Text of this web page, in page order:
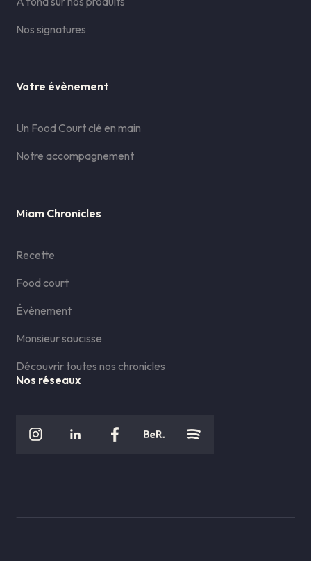
Nos signatures
Votre évènement
Un Food Court clé en main
Notre accompagnement
Miam Chronicles
Recette
Food court
Évènement
Monsieur saucisse
Découvrir toutes nos chronicles
Nos réseaux